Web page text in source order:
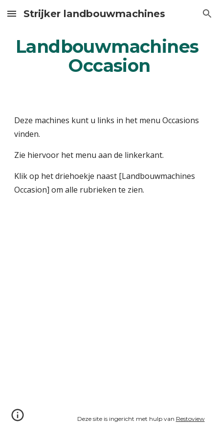
Skip to main content Skip to navigation
Strijker landbouwmachines
Landbouwmachines
Occasion
Deze machines kunt u links in het menu Occasions
vinden.
Zie hiervoor het menu aan de linkerkant.
Klik op het driehoekje naast [Landbouwmachines
Occasion] om alle rubrieken te zien.
Deze site is ingericht met hulp van Restoview